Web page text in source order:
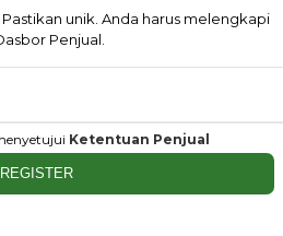
unik. Anda harus melengkapi
Penjual.
Ketentuan Penjual
REGISTER